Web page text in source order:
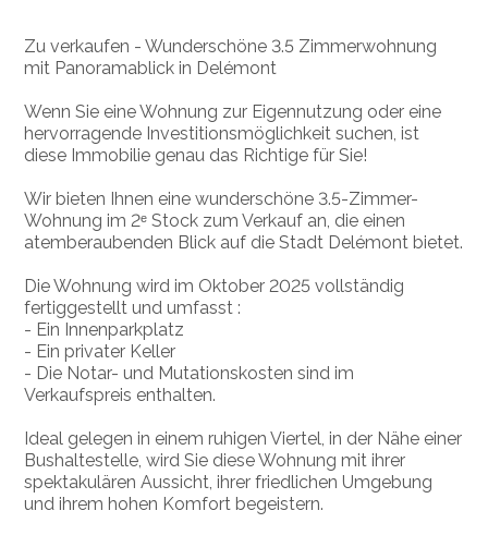
Zu verkaufen - Wunderschöne 3.5 Zimmerwohnung
mit Panoramablick in Delémont
Wenn Sie eine Wohnung zur Eigennutzung oder eine
hervorragende Investitionsmöglichkeit suchen, ist
diese Immobilie genau das Richtige für Sie!
Wir bieten Ihnen eine wunderschöne 3.5-Zimmer-
Wohnung im 2ᵉ Stock zum Verkauf an, die einen
atemberaubenden Blick auf die Stadt Delémont bietet.
Die Wohnung wird im Oktober 2025 vollständig
fertiggestellt und umfasst :
- Ein Innenparkplatz
- Ein privater Keller
- Die Notar- und Mutationskosten sind im
Verkaufspreis enthalten.
Ideal gelegen in einem ruhigen Viertel, in der Nähe einer
Bushaltestelle, wird Sie diese Wohnung mit ihrer
spektakulären Aussicht, ihrer friedlichen Umgebung
und ihrem hohen Komfort begeistern.